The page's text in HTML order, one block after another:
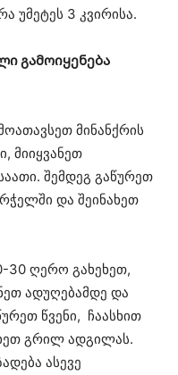
უმეტეს 3 კვირისა.
გამოიყენება
მინანქრის
მიიყვანეთ
შემდეგ გაწურეთ
და შეინახეთ
30 ღერო გახეხეთ,
ადუღებამდე და
წვენი, ჩაასხით
გრილ ადგილას.
ასევე